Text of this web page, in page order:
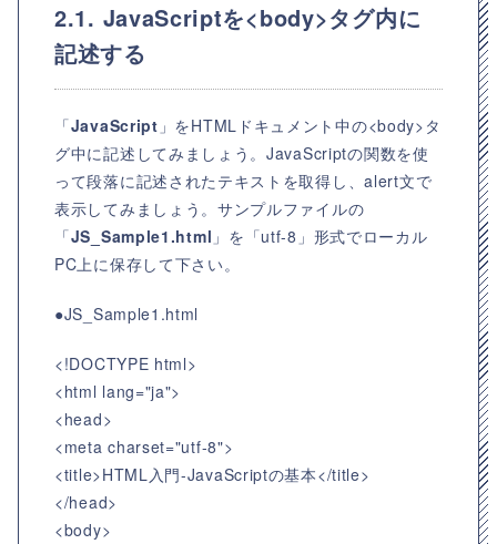
2.1. JavaScriptを<body>タグ内に
記述する
「JavaScript 」をHTMLドキュメント中の<body>タ
グ中に記述してみましょう。JavaScriptの関数を使
って段落に記述されたテキストを取得し、alert文で
表示してみましょう。サンプルファイルの
「JS_Sample1.html 」を「utf-8」形式でローカル
PC上に保存して下さい。
●JS_Sample1.html
<!DOCTYPE html>
<html lang="ja">
<head>
<meta charset="utf-8">
<title>HTML入門-JavaScriptの基本</title>
</head>
<body>